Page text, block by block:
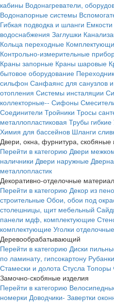
кабины Водонагреватели,
Водонапорные системы
Гибкая подводка и шланги
водоснабжения Заглушки
Кольца переходные
Контрольно-измерительные
Краны запорные Краны шаровые
бытовое оборудование
сильфон Санфаянс для санузлов
отопления Системы инсталяции
коллекторные-- Сифоны
Соединители Тройники Тросы
металлопластиковая Трубы гибкие
Химия для бассейнов Шланги
Двери, окна, фурнитура, скобяные
Перейти в категорию Двери
наличники Двери наружные
металлопластик
Декоративно-отделочные
Перейти в категорию Декор из
строительные Обои, обои под
столешницы, щит мебельный
панели мдф, комплектующие
комплектующие Уголки
Деревообрабатывающий
Перейти в категорию Диски
по ламинату, гипсокартону
Стамески и долота Стусла Топоры
Замочно-скобяные изделия
Перейти в категорию
номерки Доводчики- Завертки